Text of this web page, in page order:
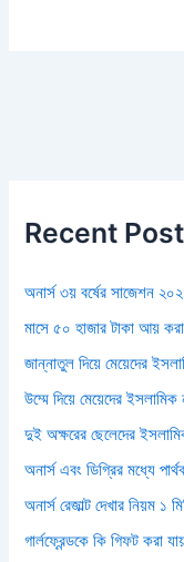
Recent
অনার্স ৩য় বর্ষের
মাসে ৫০ হাজার টাকা আয়
জান্নাতুল দিয়ে মেয়েদের
উম্মে দিয়ে মেয়েদের
দুই অক্ষরের ছেলেদের
অনার্স এবং ডিগ্রির মধ্যে
অনার্স রেজাল্ট দেখার নিয়ম ১
গার্লফ্রেন্ডকে কি গিফট করা